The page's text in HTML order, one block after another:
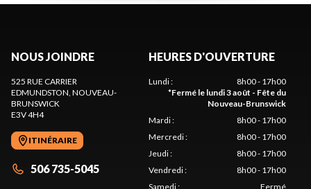
NOUS JOINDRE
525 RUE CARRIER
EDMUNDSTON, NOUVEAU-
BRUNSWICK
E3V 4H4
ITINÉRAIRE
506 735-5045
HEURES D'OUVERTURE
Lundi:
8h00 - 17h00
*Fermé le lundi 3 août - Fête du
Nouveau-Brunswick
Mardi:
8h00 - 17h00
Mercredi:
8h00 - 17h00
Jeudi:
8h00 - 17h00
Vendredi:
8h00 - 17h00
Samedi: Fermé